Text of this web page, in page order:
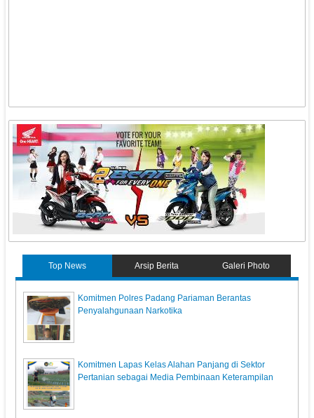
Top News Arsip Berita Galeri Photo
Komitmen Polres Padang Pariaman Berantas
Penyalahgunaan Narkotika
Komitmen Lapas Kelas Alahan Panjang di Sektor
Pertanian sebagai Media Pembinaan Keterampilan